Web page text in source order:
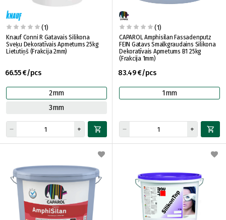
(1)
Knauf Conni R Gatavais Silikona
Sveķu Dekoratīvais Apmetums 25kg
Lietutiņš (Frakcija 2mm)
66.55 €/pcs
2mm
3mm
(1)
CAPAROL Amphisilan Fassadenputz
FEIN Gatavs Smalkgraudains Silikona
Dekoratīvais Apmetums B1 25kg
(Frakcija 1mm)
83.49 €/pcs
1mm